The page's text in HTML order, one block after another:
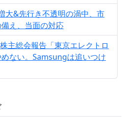
大&先行き不透明の渦中、市
え、当面の対応
主総会報告「東京エレクトロ
ない。Samsungは追いつけ